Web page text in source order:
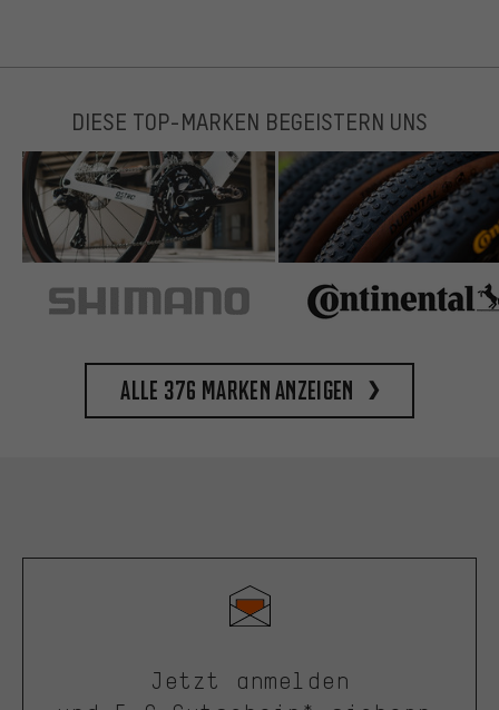
DIESE TOP-MARKEN BEGEISTERN UNS
Alle 376 Marken anzeigen
Jetzt anmelden